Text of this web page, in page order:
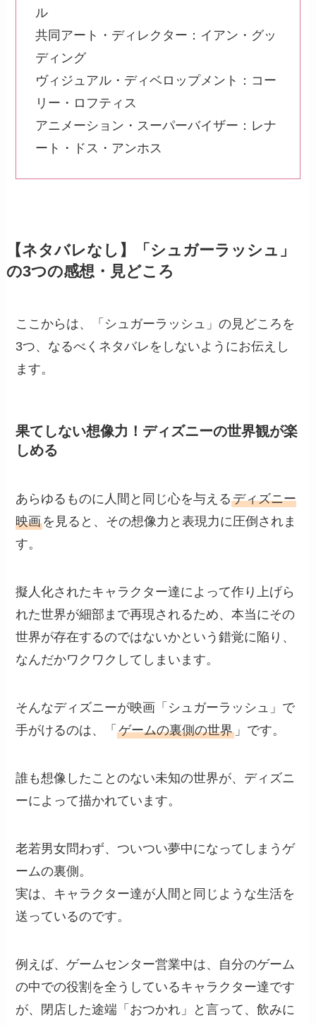
ル
共同アート・ディレクター：イアン・グッ
ディング
ヴィジュアル・ディベロップメント：コー
リー・ロフティス
アニメーション・スーパーバイザー：レナ
ート・ドス・アンホス
【ネタバレなし】「シュガーラッシュ」
の3つの感想・見どころ
ここからは、「シュガーラッシュ」の見どころを
3つ、なるべくネタバレをしないようにお伝えし
ます。
果てしない想像力！ディズニーの世界観が楽
しめる
あらゆるものに人間と同じ心を与えるディズニー
映画を見ると、その想像力と表現力に圧倒されま
す。
擬人化されたキャラクター達によって作り上げら
れた世界が細部まで再現されるため、本当にその
世界が存在するのではないかという錯覚に陥り、
なんだかワクワクしてしまいます。
そんなディズニーが映画「シュガーラッシュ」で
手がけるのは、「ゲームの裏側の世界 」です。
誰も想像したことのない未知の世界が、ディズニ
ーによって描かれています。
老若男女問わず、ついつい夢中になってしまうゲ
ームの裏側。
実は、キャラクター達が人間と同じような生活を
送っているのです。
例えば、ゲームセンター営業中は、自分のゲーム
の中での役割を全うしているキャラクター達です
が、閉店した途端「おつかれ」と言って、飲みに